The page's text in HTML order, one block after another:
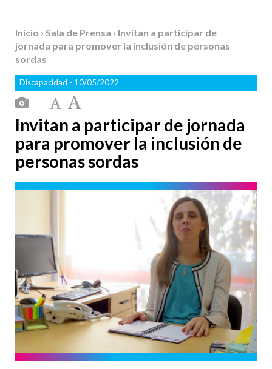
Inicio › Sala de Prensa › Invitan a participar de
jornada para promover la inclusión de personas
sordas
Discapacidad - 10/05/2022
Invitan a participar de jornada
para promover la inclusión de
personas sordas